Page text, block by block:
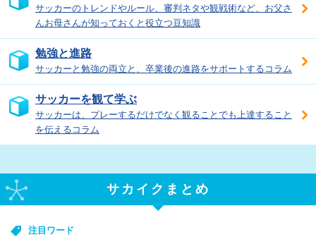
サッカーのトレンドやルール、審判ネタや観戦術など、お父さ
んお母さんが知っておくと役立つ豆知識
勉強と進路
サッカーと勉強の両立と、卒業後の進路をサポートするコラム
サッカーを観て学ぶ
サッカーは、プレーするだけでなく観ることでも上達すること
を伝えるコラム
サカイクまとめ
注目ワード